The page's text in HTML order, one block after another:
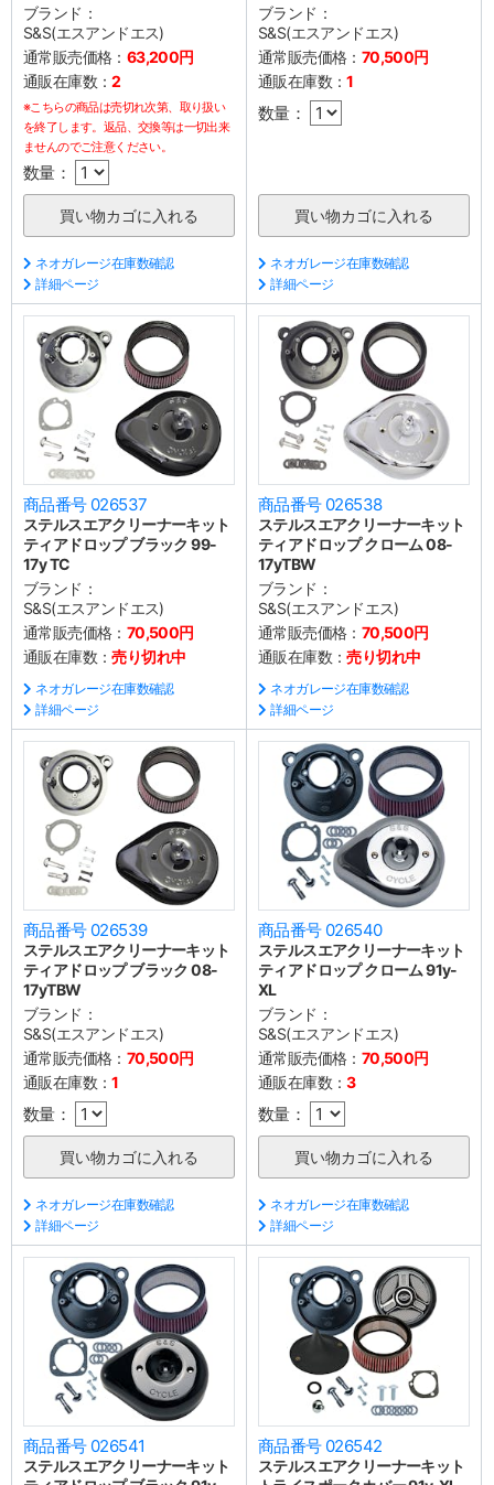
ブランド：
S&S(エスアンドエス)
通常販売価格： 63,200円
通販在庫数：2
※こちらの商品は売切れ次第、取り扱い
を終了します。返品、交換等は一切出来
ませんのでご注意ください。
数量：
ネオガレージ在庫数確認
詳細ページ
ブランド：
S&S(エスアンドエス)
通常販売価格： 70,500円
通販在庫数：1
数量：
ネオガレージ在庫数確認
詳細ページ
商品番号 026537
ステルスエアクリーナーキット
ティアドロップ ブラック 99-
17y TC
ブランド：
S&S(エスアンドエス)
通常販売価格： 70,500円
通販在庫数：売り切れ中
ネオガレージ在庫数確認
詳細ページ
商品番号 026538
ステルスエアクリーナーキット
ティアドロップ クローム 08-
17yTBW
ブランド：
S&S(エスアンドエス)
通常販売価格： 70,500円
通販在庫数：売り切れ中
ネオガレージ在庫数確認
詳細ページ
商品番号 026539
ステルスエアクリーナーキット
ティアドロップ ブラック 08-
17yTBW
ブランド：
S&S(エスアンドエス)
通常販売価格： 70,500円
通販在庫数：1
数量：
ネオガレージ在庫数確認
詳細ページ
商品番号 026540
ステルスエアクリーナーキット
ティアドロップ クローム 91y-
XL
ブランド：
S&S(エスアンドエス)
通常販売価格： 70,500円
通販在庫数：3
数量：
ネオガレージ在庫数確認
詳細ページ
商品番号 026541
ステルスエアクリーナーキット
商品番号 026542
ステルスエアクリーナーキット